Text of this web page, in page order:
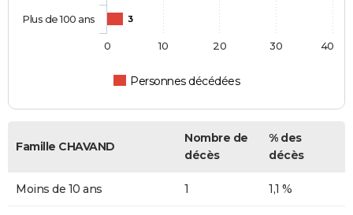
3
Personnes décédées
Plus de 100 ans
0 10 20 30 40
Famille CHAVAND
Nombre de
décès
% des
décès
Moins de 10 ans 1 1,1 %